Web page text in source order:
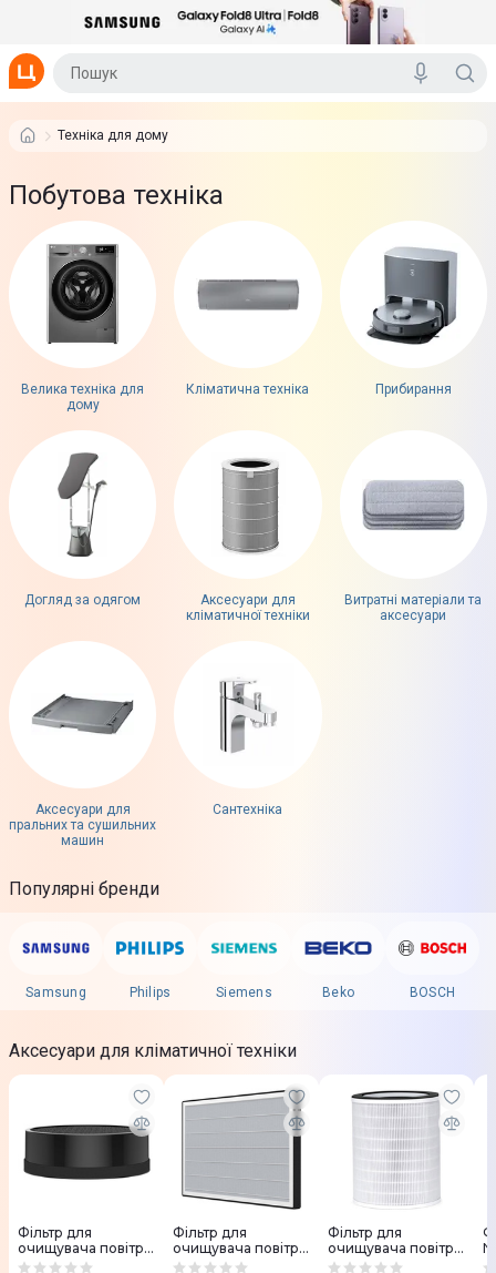
Техніка для дому
Побутова техніка
Велика техніка для
дому
Кліматична техніка Прибирання
Догляд за одягом
Аксесуари для
кліматичної техніки
Витратні матеріали та
аксесуари
Аксесуари для
пральних та сушильних
машин
Сантехніка
Популярні бренди
Samsung Philips Siemens Beko BOSCH
Аксесуари для кліматичної техніки
Фільтр для
очищувача повітря
AENO AAPF3
Фільтр для
очищувача повітря
AENO AAPF2
Фільтр для
очищувача повітря
AENO AAPF1